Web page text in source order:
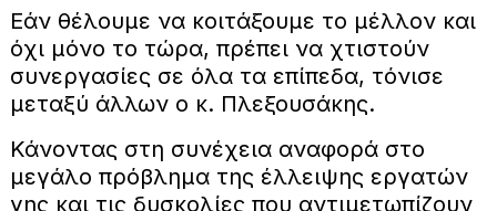
Εάν θέλουμε να κοιτάξουμε το μέλλον και
όχι μόνο το τώρα, πρέπει να χτιστούν
συνεργασίες σε όλα τα επίπεδα, τόνισε
μεταξύ άλλων ο κ. Πλεξουσάκης.
Κάνοντας στη συνέχεια αναφορά στο
μεγάλο πρόβλημα της έλλειψης εργατών
γης και τις δυσκολίες που αντιμετωπίζουν